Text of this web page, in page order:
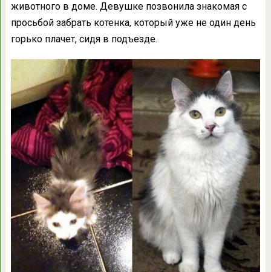
животного в доме. Девушке позвонила знакомая с
просьбой забрать котенка, который уже не один день
горько плачет, сидя в подъезде.